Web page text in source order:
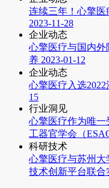
连续三年！心擎医
2023-11-28
企业动态
心擎医疗与国内
养 2023-01-12
企业动态
心擎医疗入选
15
行业洞见
心擎医疗作为唯一
工器官学会（
科研技术
心擎医疗与苏州
技术创新平台联合